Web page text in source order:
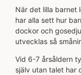
När det lilla barnet
har alla sett hur
dockor och
utvecklas så
Vid 6-7 årsåldern
själv utan talet har